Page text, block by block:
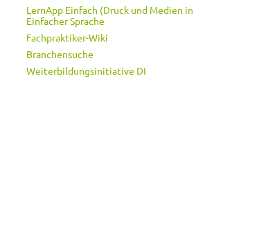
LernApp Einfach (Druck und Medien in
Einfacher Sprache
Fachpraktiker-Wiki
Branchensuche
Weiterbildungsinitiative DI